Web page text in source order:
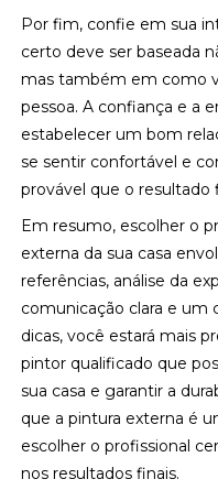
Por fim, confie em sua
certo deve ser baseada
mas também em como
pessoa. A confiança e a
estabelecer um bom
se sentir confortável e
provável que o resultado
Em resumo, escolher o
externa da sua casa
referências, análise da
comunicação clara e um
dicas, você estará mais
pintor qualificado que
sua casa e garantir a
que a pintura externa é
escolher o profissional
nos resultados finais.